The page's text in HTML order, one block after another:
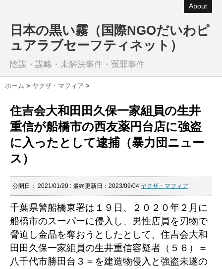
About
日本の黒い霧（国際NGOだいわピ
ュアラブセーフティネット）
陰謀・謀略・未解決事件・冤罪事件
ホーム > ヤクザ・マフィア >
住吉会大和田田久保一家組員の生井
重信が船橋市の西友薬円台店に強盗
に入ったとして逮捕（暴力団ニュー
ス）
公開日： 2021/01/20 : 最終更新日：2023/09/04 ヤクザ・マフィア
千葉県警船橋東署は１９日、２０２０年２月に
船橋市のスーパーに侵入し、男性店員を刃物で
脅迫し金品を奪おうとしたとして、住吉会大和
田田久保一家組員の生井重信容疑者（５６）＝
八千代市勝田台３＝を建造物侵入と強盗未遂の